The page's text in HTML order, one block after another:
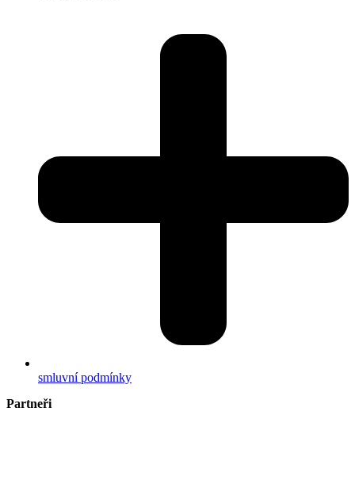
smluvní podmínky
Partneři